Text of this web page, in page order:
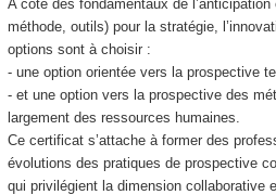
A côté des fondamentaux de
méthode, outils) pour la stratégie,
options sont à choisir :
- une option orientée vers la prospective
- et une option vers la prospective des
largement des ressources humaines.
Ce certificat s’attache à former des
évolutions des pratiques de prospective
qui privilégient la dimension collaborative